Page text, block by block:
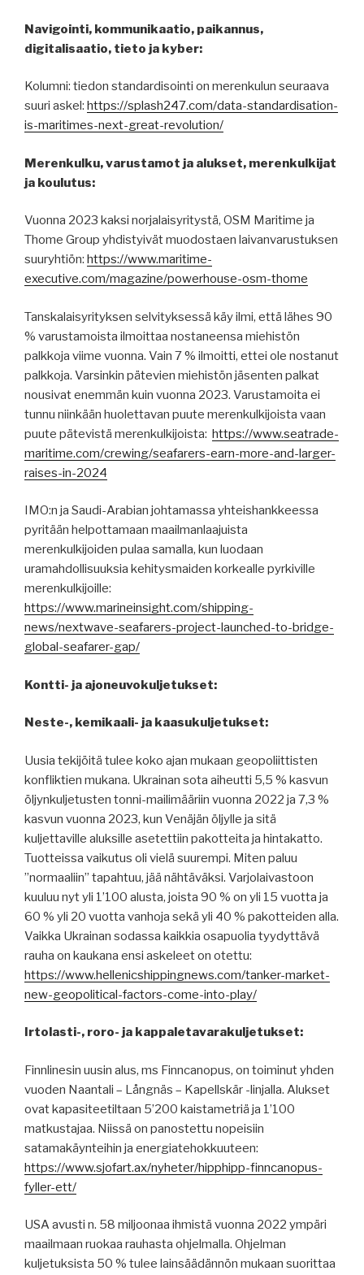
Navigointi, kommunikaatio, paikannus,
digitalisaatio, tieto ja kyber:
Kolumni: tiedon standardisointi on merenkulun seuraava
suuri askel: https://splash247.com/data-standardisation-
is-maritimes-next-great-revolution/
Merenkulku, varustamot ja alukset, merenkulkijat
ja koulutus:
Vuonna 2023 kaksi norjalaisyritystä, OSM Maritime ja
Thome Group yhdistyivät muodostaen laivanvarustuksen
suuryhtiön: https://www.maritime-
executive.com/magazine/powerhouse-osm-thome
Tanskalaisyrityksen selvityksessä käy ilmi, että lähes 90
% varustamoista ilmoittaa nostaneensa miehistön
palkkoja viime vuonna. Vain 7 % ilmoitti, ettei ole nostanut
palkkoja. Varsinkin pätevien miehistön jäsenten palkat
nousivat enemmän kuin vuonna 2023. Varustamoita ei
tunnu niinkään huolettavan puute merenkulkijoista vaan
puute pätevistä merenkulkijoista: https://www.seatrade-
maritime.com/crewing/seafarers-earn-more-and-larger-
raises-in-2024
IMO:n ja Saudi-Arabian johtamassa yhteishankkeessa
pyritään helpottamaan maailmanlaajuista
merenkulkijoiden pulaa samalla, kun luodaan
uramahdollisuuksia kehitysmaiden korkealle pyrkiville
merenkulkijoille:
https://www.marineinsight.com/shipping-
news/nextwave-seafarers-project-launched-to-bridge-
global-seafarer-gap/
Kontti- ja ajoneuvokuljetukset:
Neste-, kemikaali- ja kaasukuljetukset:
Uusia tekijöitä tulee koko ajan mukaan geopoliittisten
konfliktien mukana. Ukrainan sota aiheutti 5,5 % kasvun
öljynkuljetusten tonni-mailimääriin vuonna 2022 ja 7,3 %
kasvun vuonna 2023, kun Venäjän öljylle ja sitä
kuljettaville aluksille asetettiin pakotteita ja hintakatto.
Tuotteissa vaikutus oli vielä suurempi. Miten paluu
”normaaliin” tapahtuu, jää nähtäväksi. Varjolaivastoon
kuuluu nyt yli 1’100 alusta, joista 90 % on yli 15 vuotta ja
60 % yli 20 vuotta vanhoja sekä yli 40 % pakotteiden alla.
Vaikka Ukrainan sodassa kaikkia osapuolia tyydyttävä
rauha on kaukana ensi askeleet on otettu:
https://www.hellenicshippingnews.com/tanker-market-
new-geopolitical-factors-come-into-play/
Irtolasti-, roro- ja kappaletavarakuljetukset:
Finnlinesin uusin alus, ms Finncanopus, on toiminut yhden
vuoden Naantali – Långnäs – Kapellskär -linjalla. Alukset
ovat kapasiteetiltaan 5’200 kaistametriä ja 1’100
matkustajaa. Niissä on panostettu nopeisiin
satamakäynteihin ja energiatehokkuuteen:
https://www.sjofart.ax/nyheter/hipphipp-finncanopus-
fyller-ett/
USA avusti n. 58 miljoonaa ihmistä vuonna 2022 ympäri
maailmaan ruokaa rauhasta ohjelmalla. Ohjelman
kuljetuksista 50 % tulee lainsäädännön mukaan suorittaa